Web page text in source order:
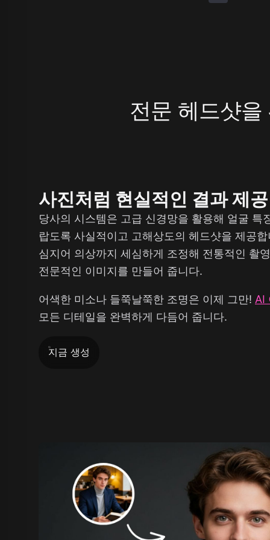
전문 헤드샷
사진처럼 현실적인 결과 제공
당사의 시스템은 고급 신경망을 활용해 얼굴 특
랍도록 사실적이고 고해상도의 헤드샷을 제공
심지어 의상까지 세심하게 조정해 전통적인 촬
전문적인 이미지를 만들어 줍니다.
어색한 미소나 들쭉날쭉한 조명은 이제 그만! AI
모든 디테일을 완벽하게 다듬어 줍니다.
지금 생성